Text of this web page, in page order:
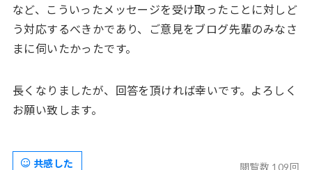
など、こういったメッセージを受け取ったことに対しど
う対応するべきかであり、ご意見をブログ先輩のみなさ
まに伺いたかったです。
長くなりましたが、回答を頂ければ幸いです。よろしく
お願い致します。
閲覧数 109回
共感した